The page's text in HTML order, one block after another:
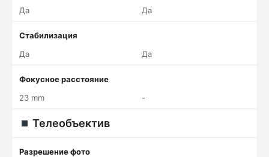
Да
Да
Стабилизация
Да
Да
Фокусное расстояние
23 mm
-
Телеобъектив
Разрешение фото